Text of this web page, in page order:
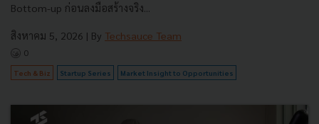
Bottom-up ก่อนลงมือสร้างจริง...
สิงหาคม 5, 2026 | By Techsauce Team
0
Tech & Biz Startup Series Market Insight to Opportunities